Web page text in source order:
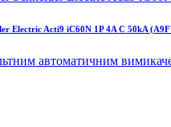
Electric Acti9 iC60N 1P 4A C 50kA
автоматичним